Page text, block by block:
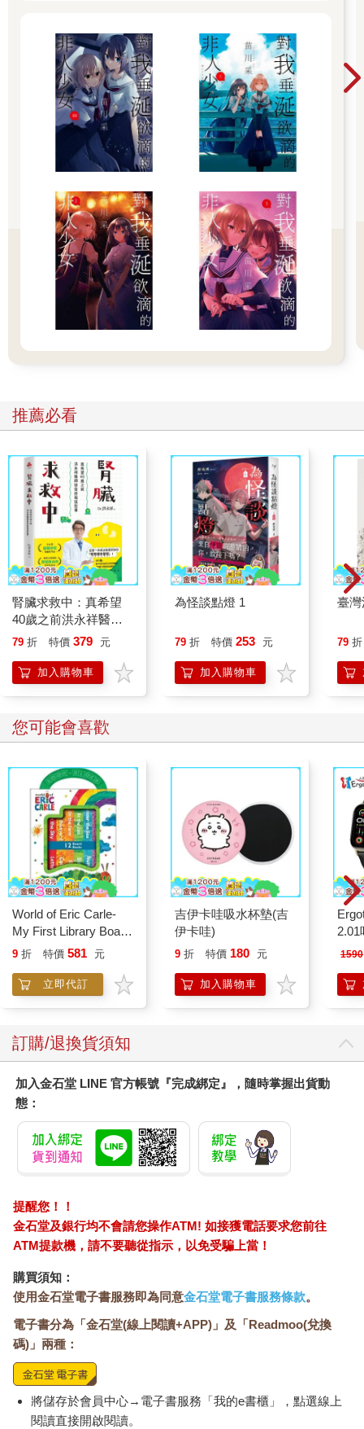
推薦必看
腎臟求救中：真希望
40歲之前洪永祥醫師
就告訴我這些事
79 折 特價 379 元
加入購物車
為怪談點燈 1
79 折 特價 253 元
加入購物車
臺
79 折
您可能會喜歡
World of Eric Carle-
My First Library Board
Book Block Set
9 折 特價 581 元
立即代訂
吉伊卡哇吸水杯墊(吉
伊卡哇)
9 折 特價 180 元
加入購物車
2.01
1590
訂購/退換貨須知
加入金石堂 LINE 官方帳號『完成綁定』，隨時掌握出貨動
態：
提醒您！！
金石堂及銀行均不會請您操作ATM! 如接獲電話要求您前往
ATM提款機，請不要聽從指示，以免受騙上當！
購買須知：
使用金石堂電子書服務即為同意金石堂電子書服務條款。
電子書分為「金石堂(線上閱讀+APP)」及「Readmoo(兌換
碼)」兩種：
將儲存於會員中心→電子書服務「我的e書櫃」，點選線上
閱讀直接開啟閱讀。